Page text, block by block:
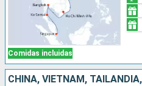
Comidas incluidas
CHINA, VIETNAM,